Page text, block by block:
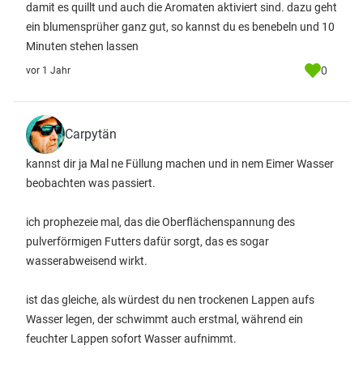
damit es quillt und auch die Aromaten aktiviert sind. dazu geht
ein blumensprüher ganz gut, so kannst du es benebeln und 10
Minuten stehen lassen
vor 1 Jahr 0
Carpytän
kannst dir ja Mal ne Füllung machen und in nem Eimer Wasser
beobachten was passiert.
ich prophezeie mal, das die Oberflächenspannung des
pulverförmigen Futters dafür sorgt, das es sogar
wasserabweisend wirkt.
ist das gleiche, als würdest du nen trockenen Lappen aufs
Wasser legen, der schwimmt auch erstmal, während ein
feuchter Lappen sofort Wasser aufnimmt.